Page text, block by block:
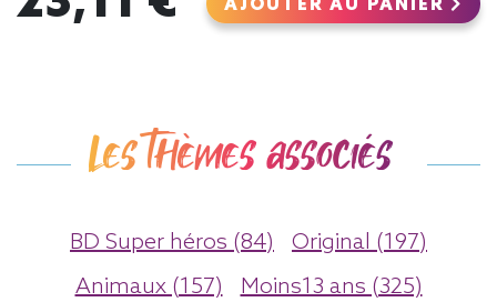
AJOUTER AU PANIER
Les thèmes associés
BD Super héros (84)
Original (197)
Animaux (157)
Moins13 ans (325)